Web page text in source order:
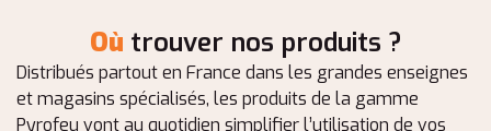
Où trouver nos produits ?
Distribués partout en France dans les grandes enseignes
et magasins spécialisés, les produits de la gamme
Pyrofeu vont au quotidien simplifier l’utilisation de vos